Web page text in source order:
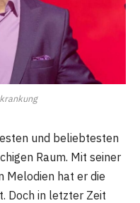
und beliebtesten
Raum. Mit seiner
Melodien hat er die
Doch in letzter Zeit